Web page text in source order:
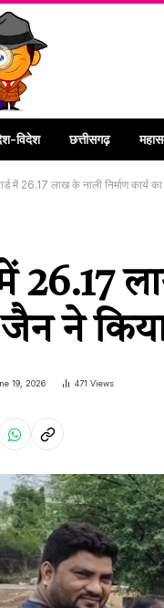
विदेश छत्तीसगढ़
में 26.17 लाख के नाली निर्माण कार्य
26.17
जैन ने
19, 2026 471 Views